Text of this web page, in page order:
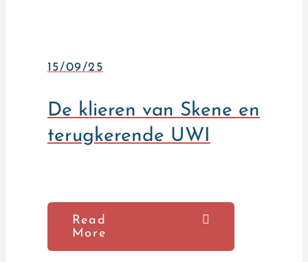
15/09/25
De klieren van Skene en
terugkerende UWI
Read
More